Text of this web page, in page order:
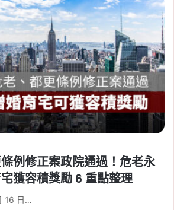
例修正案政院通過！危老永
獲容積獎勵 6 重點整理
16 日…